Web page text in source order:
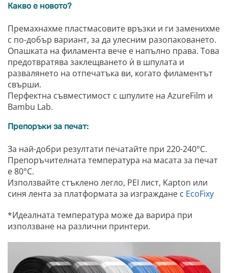
Какво е новото?
Премахнахме пластмасовите връзки и ги заменихме
с по-добър вариант, за да улесним разопаковането.
Опашката на филамента вече е напълно права. Това
предотвратява заклещването ѝ в шпулата и
развалянето на отпечатъка ви, когато филаментът
свърши.
Перфектна съвместимост с шпулите на AzureFilm и
Bambu Lab.
Препоръки за печат:
За най-добри резултати печатайте при 220-240°C.
Препоръчителната температура на масата за печат
е 80°C.
Използвайте стъклено легло, PEI лист, Kapton или
синя лента за платформата за изграждане с EcoFixy
*Идеалната температура може да варира при
използване на различни принтери.